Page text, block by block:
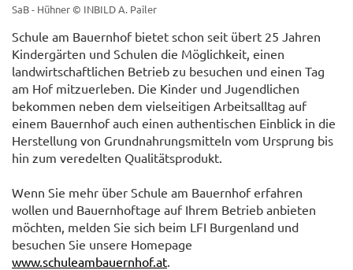
SaB - Hühner © INBILD A. Pailer
Schule am Bauernhof bietet schon seit übert 25 Jahren
Kindergärten und Schulen die Möglichkeit, einen
landwirtschaftlichen Betrieb zu besuchen und einen Tag
am Hof mitzuerleben. Die Kinder und Jugendlichen
bekommen neben dem vielseitigen Arbeitsalltag auf
einem Bauernhof auch einen authentischen Einblick in die
Herstellung von Grundnahrungsmitteln vom Ursprung bis
hin zum veredelten Qualitätsprodukt.
Wenn Sie mehr über Schule am Bauernhof erfahren
wollen und Bauernhoftage auf Ihrem Betrieb anbieten
möchten, melden Sie sich beim LFI Burgenland und
besuchen Sie unsere Homepage
www.schuleambauernhof.at